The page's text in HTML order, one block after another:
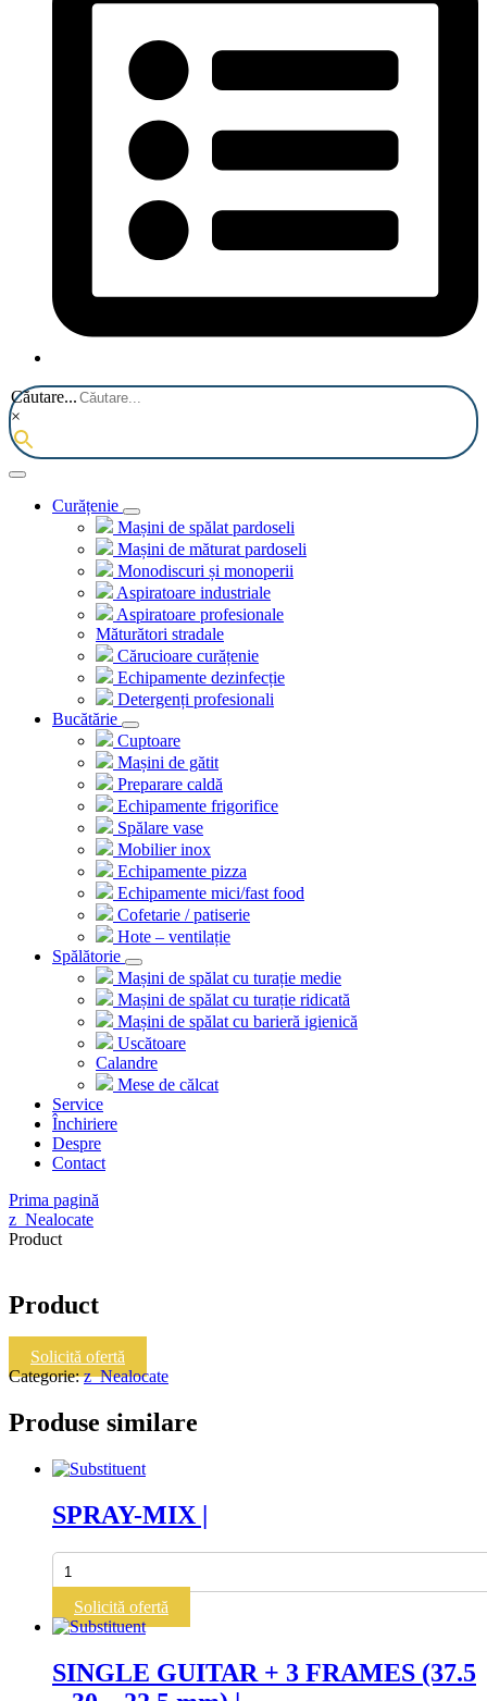
Căutare...
×
Curățenie
Mașini de spălat pardoseli
Mașini de măturat pardoseli
Monodiscuri și monoperii
Aspiratoare industriale
Aspiratoare profesionale
Măturători stradale
Cărucioare curățenie
Echipamente dezinfecție
Detergenți profesionali
Bucătărie
Cuptoare
Mașini de gătit
Preparare caldă
Echipamente frigorifice
Spălare vase
Mobilier inox
Echipamente pizza
Echipamente mici/fast food
Cofetarie / patiserie
Hote – ventilație
Spălătorie
Mașini de spălat cu turație medie
Mașini de spălat cu turație ridicată
Mașini de spălat cu barieră igienică
Uscătoare
Calandre
Mese de călcat
Service
Închiriere
Despre
Contact
Prima pagină
z_Nealocate
Product
Product
Solicită ofertă
Categorie:z_Nealocate
Produse similare
SPRAY-MIX |
Cantitate
SPRAY-
MIX
|
Solicită ofertă
SINGLE GUITAR + 3 FRAMES (37.5